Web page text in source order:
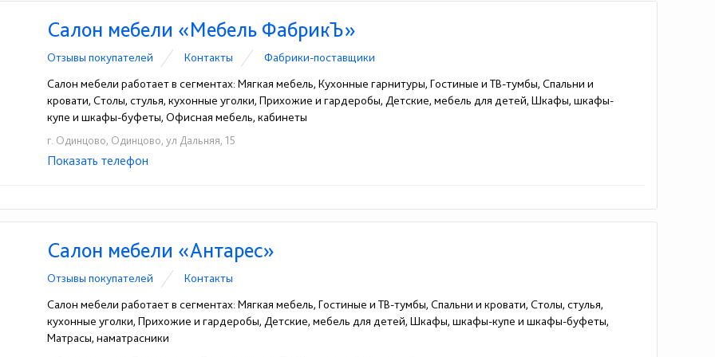
Салон мебели «Мебель ФабрикЪ»
Отзывы покупателей Контакты
Фабрики-поставщики
Салон мебели работает в сегментах: Мягкая мебель, Кухонные гарнитуры, Гостиные и ТВ-тумбы, Спальни и
кровати, Столы, стулья, кухонные уголки, Прихожие и гардеробы, Детские, мебель для детей, Шкафы, шкафы-
купе и шкафы-буфеты, Офисная мебель, кабинеты
г. Одинцово, Одинцово, ул Дальняя, 15
☎+7-903-109-71-51
Показать телефон
Салон мебели «Антарес»
Отзывы покупателей
Контакты
Салон мебели работает в сегментах: Мягкая мебель, Гостиные и ТВ-тумбы, Спальни и кровати, Столы, стулья,
кухонные уголки, Прихожие и гардеробы, Детские, мебель для детей, Шкафы, шкафы-купе и шкафы-буфеты,
Матрасы, наматрасники